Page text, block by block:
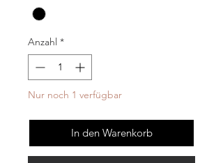
Anzahl *
Nur noch 1 verfügbar
In den Warenkorb